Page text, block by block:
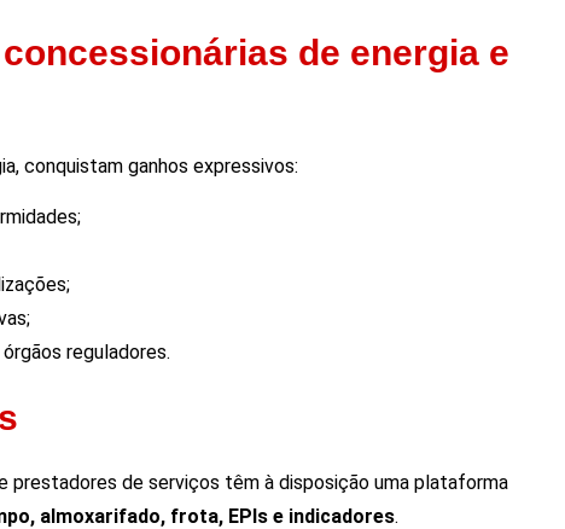
de energia e
conquistam ganhos expressivos:
reguladores.
prestadores de serviços têm à disposição uma plataforma
almoxarifado, frota, EPIs e indicadores.